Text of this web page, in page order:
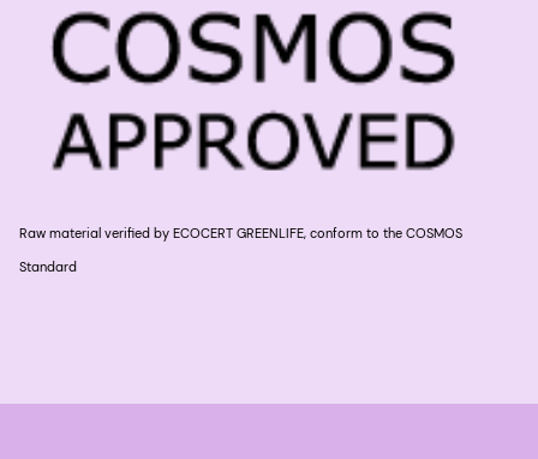
Raw material verified by ECOCERT GREENLIFE, conform to the COSMOS
Standard